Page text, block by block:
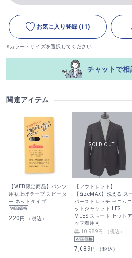
お気に入り登録 (11)
※カラー・サイズを選択してください
チャットで相
関連アイテム
【WEB限定商品】パンツ
用裾上げテープ スピーダ
ー ネットタイプ
220円 （税込）
【アウトレット】
【SizeMAX】洗える ス
パーストレッチ デニムニ
ットジャケット LES
MUES スマート セットア
ップ着用可
10,989円 （税込）
7,689円 （税込）